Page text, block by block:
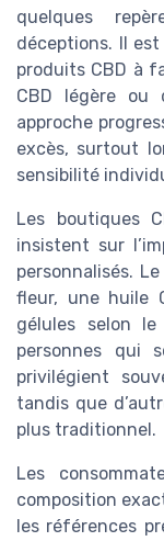
quelques
déceptions. Il
produits CBD à
CBD légère ou
approche
excès, surtout
sensibilité
Les boutiques
insistent sur
personnalisés.
fleur, une huile
gélules selon
personnes qui
privilégient
tandis que
plus traditionnel.
Les
composition
les références